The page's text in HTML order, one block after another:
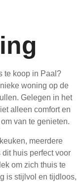
te koop in Paal?
woning op de
Gelegen in het
alleen comfort en
van te genieten.
meerdere
huis perfect voor
om zich thuis te
is stijlvol en tijdloos,